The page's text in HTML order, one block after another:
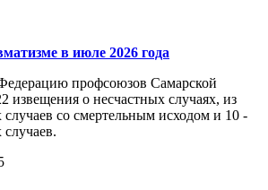
в июле 2026 года
профсоюзов Самарской
извещения о несчастных случаях, из
со смертельным исходом и 10 -